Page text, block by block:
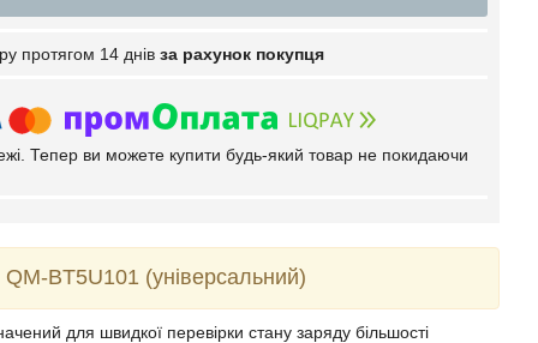
протягом 14 днів за рахунок покупця
Тепер ви можете купити будь-який товар не покидаючи
BT5U101 (універсальний)
для швидкої перевірки стану заряду більшості